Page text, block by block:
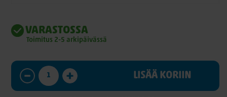
VARASTOSSA
Toimitus 2-5 arkipäivässä
LISÄÄ KORIIN